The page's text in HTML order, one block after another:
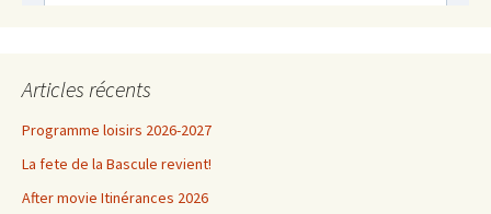
Articles récents
Programme loisirs 2026-2027
La fete de la Bascule revient!
After movie Itinérances 2026